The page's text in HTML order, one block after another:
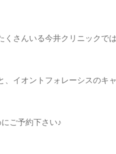
さんいる今井クリニックでは
、イオントフォレーシスのキ
ご予約下さい♪